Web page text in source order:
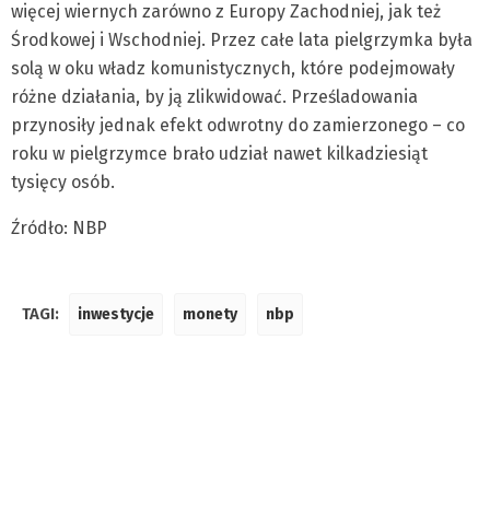
więcej wiernych zarówno z Europy Zachodniej, jak też
Środkowej i Wschodniej. Przez całe lata pielgrzymka była
solą w oku władz komunistycznych, które podejmowały
różne działania, by ją zlikwidować. Prześladowania
przynosiły jednak efekt odwrotny do zamierzonego – co
roku w pielgrzymce brało udział nawet kilkadziesiąt
tysięcy osób.
Źródło: NBP
TAGI: inwestycje monety nbp